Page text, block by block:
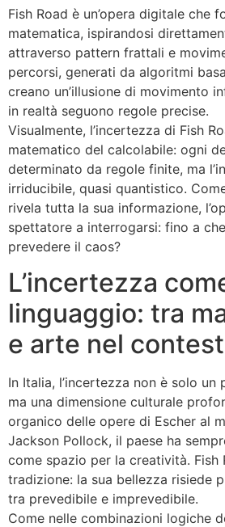
Fish Road è un’opera digitale che
matematica, ispirandosi
attraverso pattern frattali e
percorsi, generati da algoritmi
creano un’illusione di movimento
in realtà seguono regole precise.
Visualmente, l’incertezza di Fish
matematico del calcolabile: ogni
determinato da regole finite, ma
irriducibile, quasi quantistico.
rivela tutta la sua informazione,
spettatore a interrogarsi: fino a
prevedere il caos?
L’incertezza
linguaggio: tra
e arte nel
In Italia, l’incertezza non è solo
ma una dimensione culturale
organico delle opere di Escher al
Jackson Pollock, il paese ha
come spazio per la creatività. Fish
tradizione: la sua bellezza risiede
tra prevedibile e imprevedibile.
Come nelle combinazioni logiche